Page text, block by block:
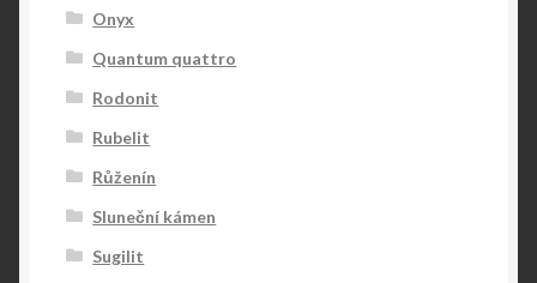
Onyx
Quantum quattro
Rodonit
Rubelit
Růženín
Sluneční kámen
Sugilit